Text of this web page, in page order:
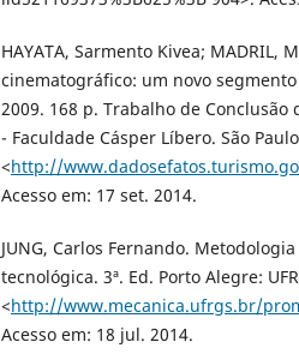
HAYATA, Sarmento Kivea; MADRIL,
cinematográfico: um novo
2009. 168 p. Trabalho de
- Faculdade Cásper Líbero. São
<http://
Acesso em: 17 set. 2014.
JUNG, Carlos Fernando.
tecnológica. 3ª. Ed. Porto Alegre:
<http://www.mecanica.ufrgs.br/
Acesso em: 18 jul. 2014.